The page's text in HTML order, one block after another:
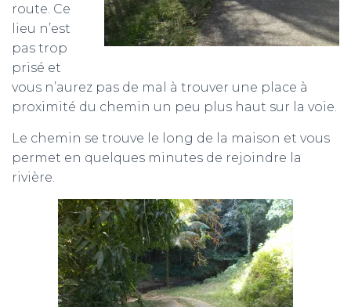
route. Ce
lieu n’est
pas trop
prisé et
vous n’aurez pas de mal à trouver une place à
proximité du chemin un peu plus haut sur la voie.
Le chemin se trouve le long de la maison et vous
permet en quelques minutes de rejoindre la
rivière.